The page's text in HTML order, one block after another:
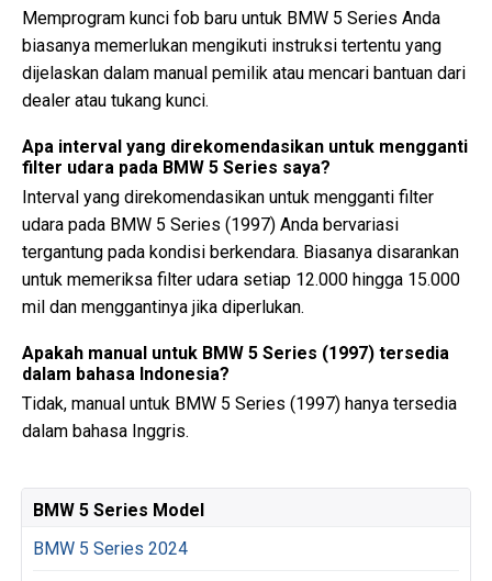
Memprogram kunci fob baru untuk BMW 5 Series Anda
biasanya memerlukan mengikuti instruksi tertentu yang
dijelaskan dalam manual pemilik atau mencari bantuan dari
dealer atau tukang kunci.
Apa interval yang direkomendasikan untuk mengganti
filter udara pada BMW 5 Series saya?
Interval yang direkomendasikan untuk mengganti filter
udara pada BMW 5 Series (1997) Anda bervariasi
tergantung pada kondisi berkendara. Biasanya disarankan
untuk memeriksa filter udara setiap 12.000 hingga 15.000
mil dan menggantinya jika diperlukan.
Apakah manual untuk BMW 5 Series (1997) tersedia
dalam bahasa Indonesia?
Tidak, manual untuk BMW 5 Series (1997) hanya tersedia
dalam bahasa Inggris.
BMW 5 Series Model
BMW 5 Series 2024